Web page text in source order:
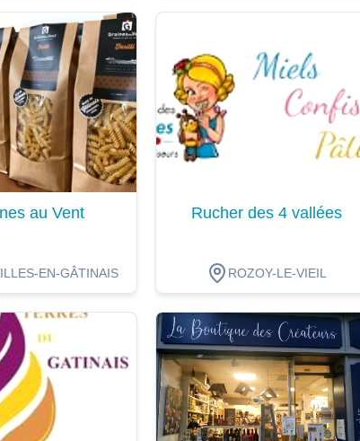
au Vent
EN-GÂTINAIS
Rucher des 4 vallées
ROZOY-LE-VIEIL
Dégustation